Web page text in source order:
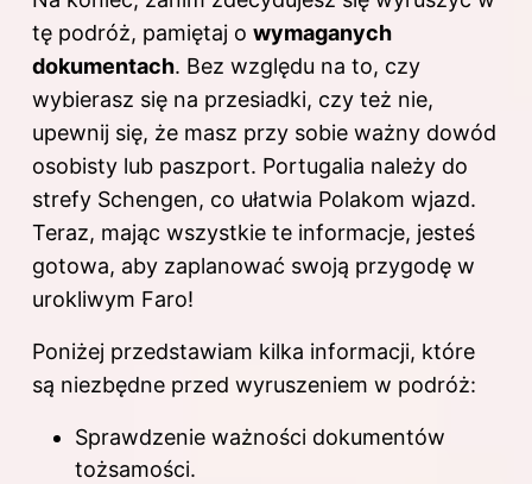
tę podróż, pamiętaj o wymaganych
dokumentach. Bez względu na to, czy
wybierasz się na przesiadki, czy też nie,
upewnij się, że masz przy sobie ważny dowód
osobisty lub paszport. Portugalia należy do
strefy Schengen, co ułatwia Polakom wjazd.
Teraz, mając wszystkie te informacje, jesteś
gotowa, aby zaplanować swoją przygodę w
urokliwym Faro!
Poniżej przedstawiam kilka informacji, które
są niezbędne przed wyruszeniem w podróż:
Sprawdzenie ważności dokumentów
tożsamości.